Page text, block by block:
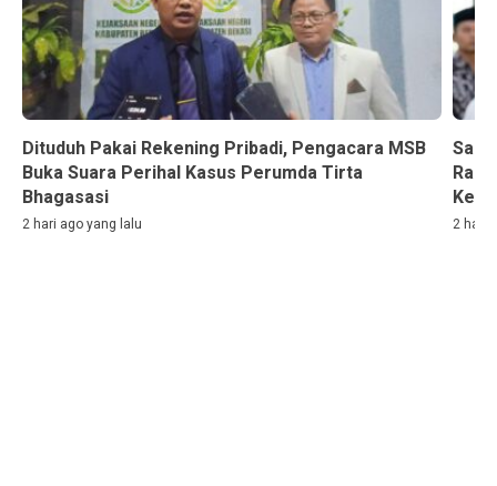
Dituduh Pakai Rekening Pribadi, Pengacara MSB
Buka Suara Perihal Kasus Perumda Tirta
Bhagasasi
2 hari ago yang lalu 2 hari